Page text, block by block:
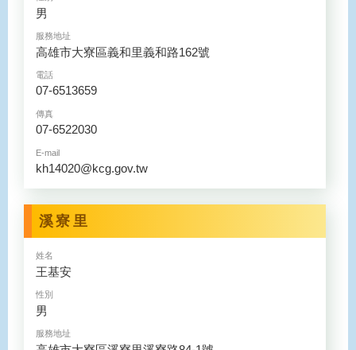
男
服務地址
高雄市大寮區義和里義和路162號
電話
07-6513659
傳真
07-6522030
E-mail
kh14020@kcg.gov.tw
溪寮里
姓名
王基安
性別
男
服務地址